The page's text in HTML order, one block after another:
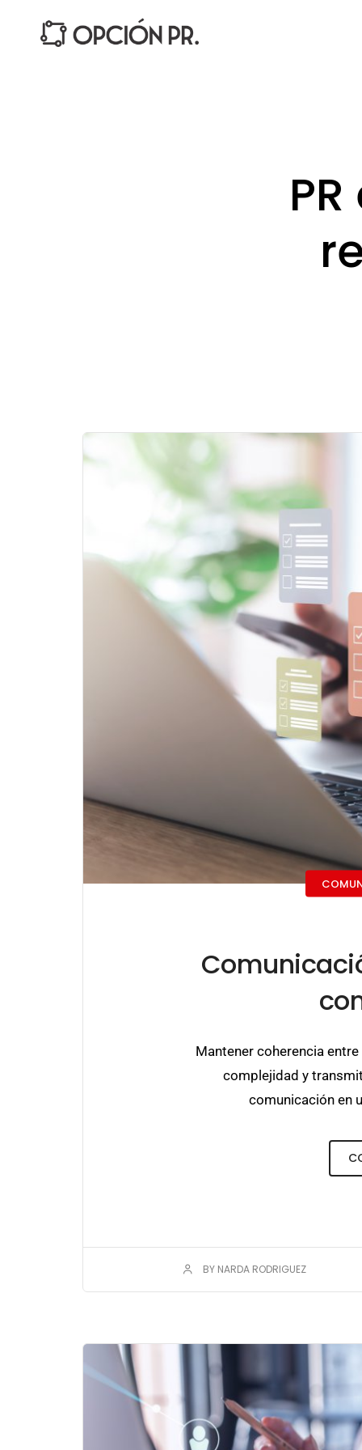
Mantener coherencia
complejidad y
comunicación en
BY NARDA RODRIGUEZ